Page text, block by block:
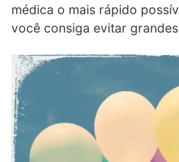
médica o mais rápido
você consiga evitar